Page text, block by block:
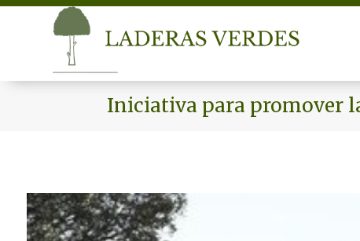
Iniciativa para promover